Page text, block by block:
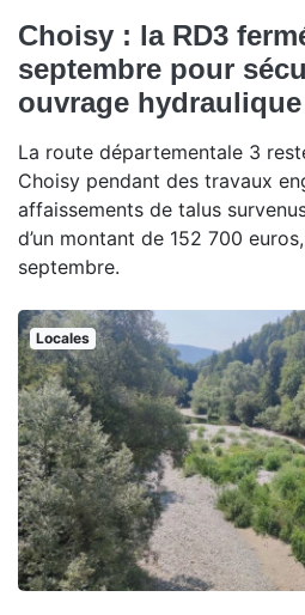
Choisy : la RD3
septembre pour
ouvrage hydraulique
La route départementale 3
Choisy pendant des travaux
affaissements de talus
d’un montant de 152 700
septembre.
Locales